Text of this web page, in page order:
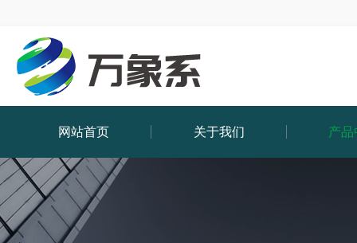
网站首页 关于我们 产品